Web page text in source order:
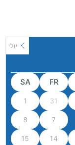
יולי
FR
SA
31
1
7
8
14
15